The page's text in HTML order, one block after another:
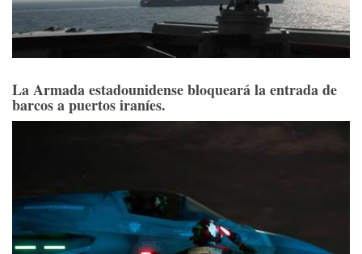
La Armada estadounidense bloqueará la entrada de
barcos a puertos iraníes.